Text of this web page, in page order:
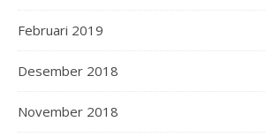
Februari 2019
Desember 2018
November 2018